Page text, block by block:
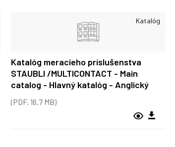
Katalóg
Katalóg meracieho príslušenstva
STAUBLI /MULTICONTACT - Main
catalog - Hlavný katalóg - Anglický
(PDF, 16.7 MB)